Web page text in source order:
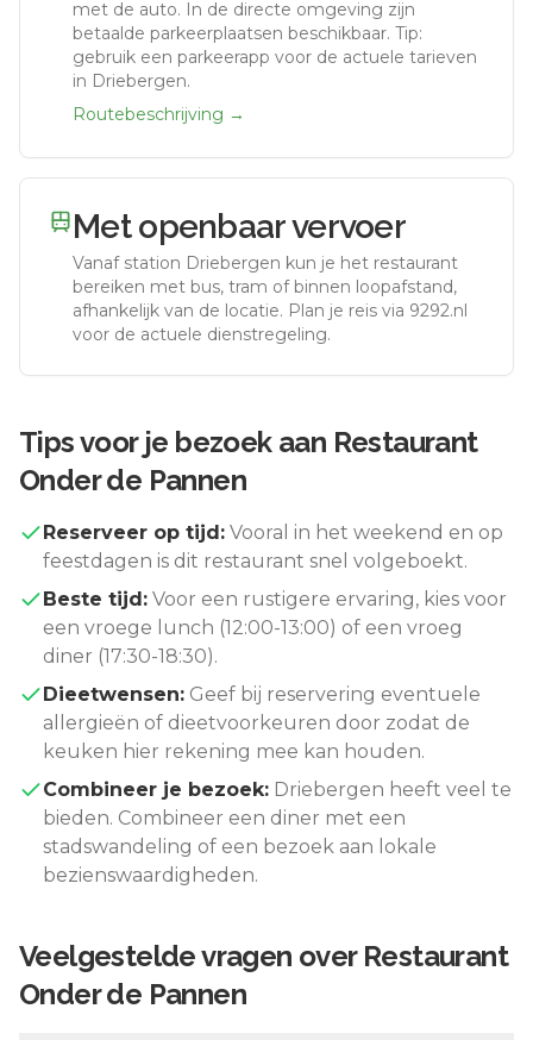
met de auto.
In de directe omgeving zijn
betaalde parkeerplaatsen beschikbaar. Tip:
gebruik een parkeerapp voor de actuele tarieven
in Driebergen.
Routebeschrijving →
Met openbaar vervoer
Vanaf station Driebergen kun je het restaurant
bereiken met bus, tram of binnen loopafstand,
afhankelijk van de locatie. Plan je reis via 9292.nl
voor de actuele dienstregeling.
Tips voor je bezoek aan Restaurant
Onder de Pannen
Reserveer op tijd: Vooral in het weekend en op
feestdagen is dit restaurant snel volgeboekt.
Beste tijd: Voor een rustigere ervaring, kies voor
een vroege lunch (12:00-13:00) of een vroeg
diner (17:30-18:30).
Dieetwensen: Geef bij reservering eventuele
allergieën of dieetvoorkeuren door zodat de
keuken hier rekening mee kan houden.
Combineer je bezoek: Driebergen heeft veel te
bieden. Combineer een diner met een
stadswandeling of een bezoek aan lokale
bezienswaardigheden.
Veelgestelde vragen over Restaurant
Onder de Pannen